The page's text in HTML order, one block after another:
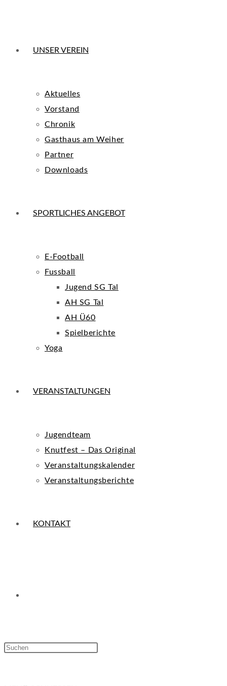
UNSER VEREIN
Aktuelles
Vorstand
Chronik
Gasthaus am Weiher
Partner
Downloads
SPORTLICHES ANGEBOT
E-Football
Fussball
Jugend SG Tal
AH SG Tal
AH Ü60
Spielberichte
Yoga
VERANSTALTUNGEN
Jugendteam
Knutfest – Das Original
Veranstaltungskalender
Veranstaltungsberichte
KONTAKT